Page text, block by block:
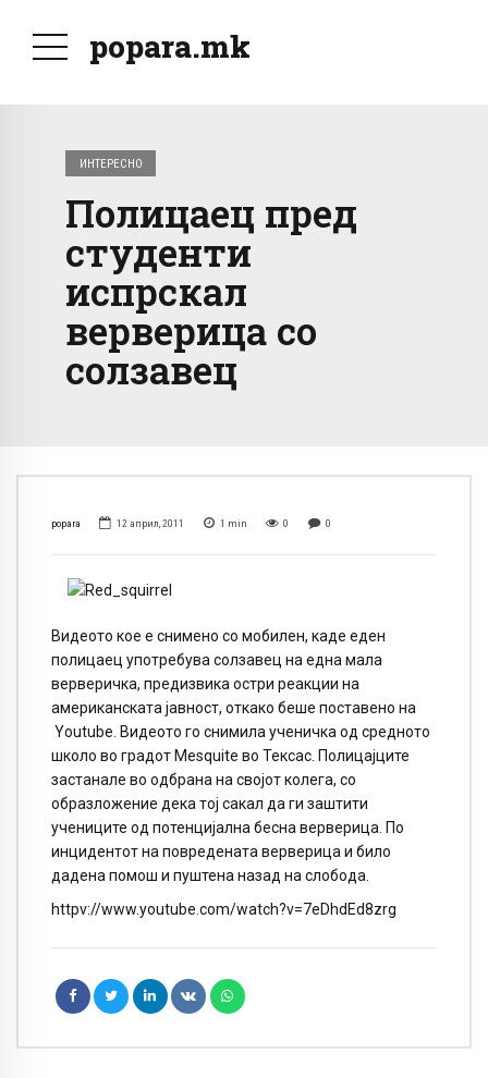
popara.mk
ИНТЕРЕСНО
Полицаец пред
студенти
испрскал
верверица со
солзавец
popara 12 април, 2011 1 min 0 0
Видеото кое е снимено со мобилен, каде еден
полицаец употребува солзавец на една мала
верверичка, предизвика остри реакции на
американската јавност, откако беше поставено на
Youtube. Видеото го снимила ученичка од средното
школо во градот Mesquite во Тексас. Полицајците
застанале во одбрана на својот колега, со
образложение дека тој сакал да ги заштити
учениците од потенцијална бесна верверица. По
инцидентот на повредената верверица и било
дадена помош и пуштена назад на слобода.
httpv://www.youtube.com/watch?v=7eDhdEd8zrg